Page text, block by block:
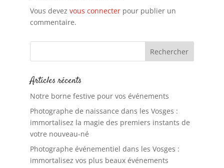
Vous devez vous connecterpour publier un
commentaire.
Articles récents
Notre borne festive pour vos événements
Photographe de naissance dans les Vosges :
immortalisez la magie des premiers instants de
votre nouveau-né
Photographe événementiel dans les Vosges :
immortalisez vos plus beaux événements